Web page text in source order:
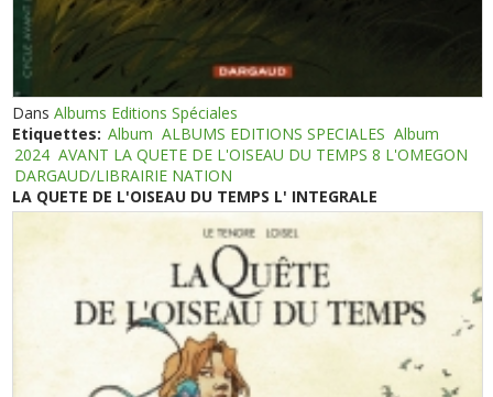
DansAlbums Editions Spéciales
Etiquettes: Album ALBUMS EDITIONS SPECIALES Album
2024 AVANT LA QUETE DE L'OISEAU DU TEMPS 8 L'OMEGON
DARGAUD/LIBRAIRIE NATION
LA QUETE DE L'OISEAU DU TEMPS L' INTEGRALE